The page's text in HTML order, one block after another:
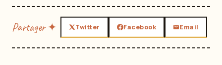
Partager ✦ Twitter Facebook Email